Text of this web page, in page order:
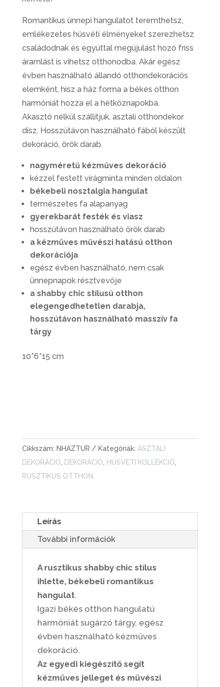
Romantikus ünnepi hangulatot teremthetsz,
emlékezetes húsvéti élményeket szerezhetsz
családodnak és egyúttal megújulást hozó friss
áramlást is vihetsz otthonodba. Akár egész
évben használható állandó otthondekorációs
elemként, hisz a ház forma a békés otthon
harmóniát hozza el a hétköznapokba.
Akasztó nélkül szállítjuk, asztali otthondekor
dísz. Hosszútávon használható fából készült
dekoráció, örök darab.
nagyméretű kézműves dekoráció
kézzel festett virágminta minden oldalon
békebeli nosztalgia hangulat
természetes fa alapanyag
gyerekbarát festék és viasz
hosszútávon használható örök darab
a kézműves művészi hatású otthon
dekorációja
egész évben használható, nem csak
ünnepnapok résztvevője
a shabby chic stílusú otthon
elegengedhetetlen darabja,
hosszútávon használható masszív fa
tárgy
10*6*15 cm
FESTETT
MENNYISÉG
Cikkszám: NHAZTUR Kategóriák: ASZTALI
DEKORÁCIÓ
DEKORÁCIÓ HÚSVÉTI KOLLEKCIÓ
RUSZTIKUS OTTHON
Leírás
További információk
A rusztikus shabby chic stílus
ihlette, békebeli romantikus
hangulat.
Igazi békés otthon hangulatú
harmóniát sugárzó tárgy, egész
évben használható kézműves
dekoráció.
Az egyedi kiegészítő segít
kézműves jelleget és művészi